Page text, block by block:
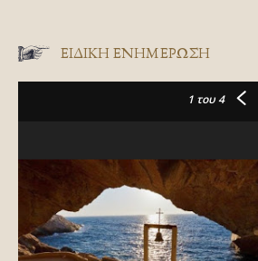
ΕΙΔΙΚΉ ΕΝΗΜΈΡΩΣΗ
1 του 4